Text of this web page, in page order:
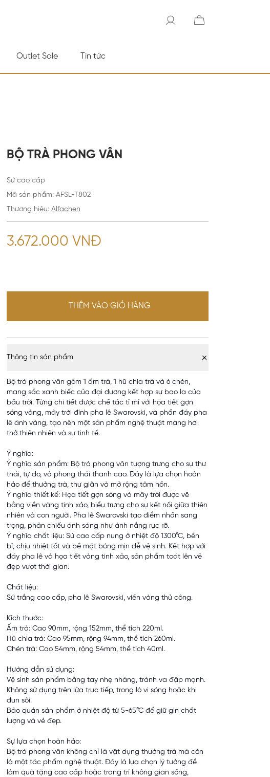
Outlet Sale Tin tức
BỘ TRÀ PHONG VÂN
Sứ cao cấp
Mã sản phẩm: AFSL-T802
Thương hiệu: Alfachen
3.672.000 VNĐ
THÊM VÀO GIỎ HÀNG
Thông tin sản phẩm
Bộ trà phong vân gồm 1 ấm trà, 1 hũ chia trà và 6 chén,
mang sắc xanh biếc của đại dương kết hợp sự bao la của
bầu trời. Từng chi tiết được chế tác tỉ mỉ với họa tiết gợn
sóng vàng, mây trời đính pha lê Swarovski, và phần đáy pha
lê ánh vàng, tạo nên một sản phẩm nghệ thuật mang hơi
thở thiên nhiên và sự tinh tế.
Ý nghĩa:
Ý nghĩa sản phẩm: Bộ trà phong vân tượng trưng cho sự thư
thái, tự do, và phong thái thanh cao. Đây là lựa chọn hoàn
hảo để thưởng trà, thư giãn và mở rộng tâm hồn.
Ý nghĩa thiết kế: Họa tiết gợn sóng và mây trời được vẽ
bằng viền vàng tinh xảo, biểu trưng cho sự kết nối giữa thiên
nhiên và con người. Pha lê Swarovski tạo điểm nhấn sang
trọng, phản chiếu ánh sáng như ánh nắng rực rỡ.
Ý nghĩa chất liệu: Sứ cao cấp nung ở nhiệt độ 1300°C, bền
bỉ, chịu nhiệt tốt và bề mặt bóng mịn dễ vệ sinh. Kết hợp với
đáy pha lê và họa tiết vàng tinh xảo, sản phẩm toát lên vẻ
đẹp vượt thời gian.
Chất liệu:
Sứ trắng cao cấp, pha lê Swarovski, viền vàng thủ công.
Kích thước:
Ấm trà: Cao 90mm, rộng 152mm, thể tích 220ml.
Hũ chia trà: Cao 95mm, rộng 94mm, thể tích 260ml.
Chén trà: Cao 54mm, rộng 54mm, thể tích 40ml.
Hướng dẫn sử dụng:
Vệ sinh sản phẩm bằng tay nhẹ nhàng, tránh va đập mạnh.
Không sử dụng trên lửa trực tiếp, trong lò vi sóng hoặc khi
đun sôi.
Bảo quản sản phẩm ở nhiệt độ từ 5-65°C để giữ gìn chất
lượng và vẻ đẹp.
Sự lựa chọn hoàn hảo:
Bộ trà phong vân không chỉ là vật dụng thưởng trà mà còn
là một tác phẩm nghệ thuật. Đây là lựa chọn lý tưởng để
làm quà tặng cao cấp hoặc trang trí không gian sống,